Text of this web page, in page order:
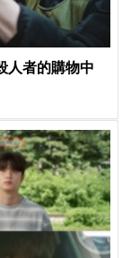
人者的購物中